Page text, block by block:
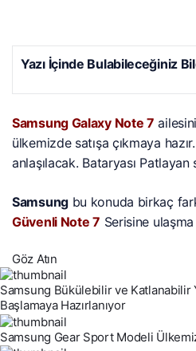
Yazı İçinde Bulabileceğiniz
Samsung Galaxy Note 7
ülkemizde satışa çıkmaya
anlaşılacak. Bataryası Patlayan
Samsungbu konuda birkaç
Güvenli Note 7 Serisine
Göz Atın
Samsung Bükülebilir ve Katlanabilir
Başlamaya Hazırlanıyor
Samsung Gear Sport Modeli